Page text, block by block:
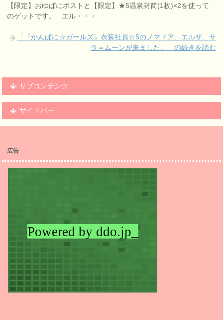
【限定】おゆぱにポストと【限定】★5温泉封筒(1枚)×2を使って
のゲットです。 エル・・・
「『かんぱに☆ガールズ』衣装社員☆5のノマドア、エルザ、サ
ラ＝ムーンが来ました。」の続きを読む
サブコンテンツ
サイドバー
広告